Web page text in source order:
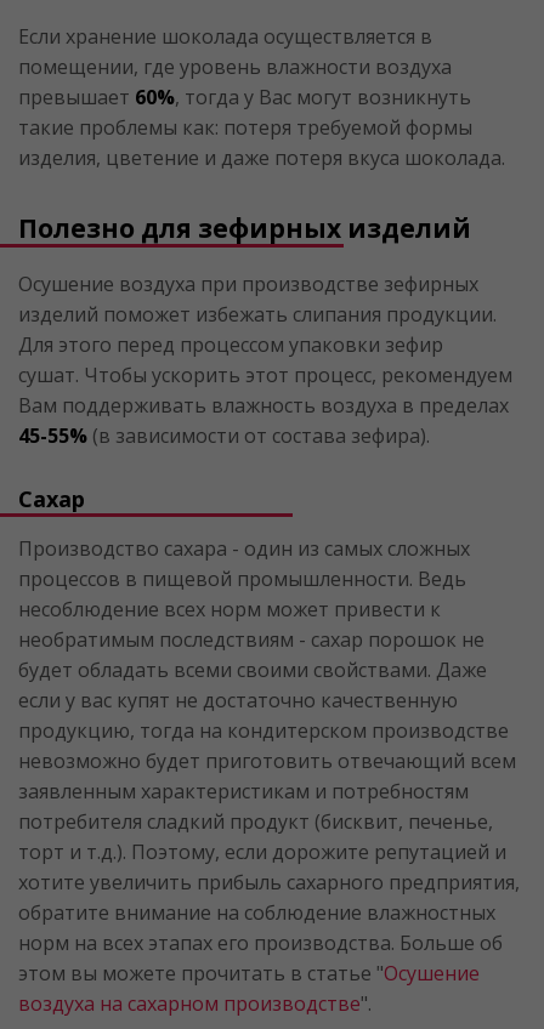
Если хранение шоколада осуществляется в
помещении, где уровень влажности воздуха
превышает 60%, тогда у Вас могут возникнуть
такие проблемы как: потеря требуемой формы
изделия, цветение и даже потеря вкуса шоколада.
Полезно для зефирных изделий
Осушение воздуха при производстве зефирных
изделий поможет избежать слипания продукции.
Для этого перед процессом упаковки зефир
сушат. Чтобы ускорить этот процесс, рекомендуем
Вам поддерживать влажность воздуха в пределах
45-55% (в зависимости от состава зефира).
Сахар
Производство сахара - один из самых сложных
процессов в пищевой промышленности. Ведь
несоблюдение всех норм может привести к
необратимым последствиям - сахар порошок не
будет обладать всеми своими свойствами. Даже
если у вас купят не достаточно качественную
продукцию, тогда на кондитерском производстве
невозможно будет приготовить отвечающий всем
заявленным характеристикам и потребностям
потребителя сладкий продукт (бисквит, печенье,
торт и т.д.). Поэтому, если дорожите репутацией и
хотите увеличить прибыль сахарного предприятия,
обратите внимание на соблюдение влажностных
норм на всех этапах его производства. Больше об
этом вы можете прочитать в статье "Осушение
воздуха на сахарном производстве".